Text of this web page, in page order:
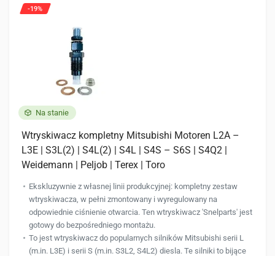
Na stanie
-19%
Wtryskiwacz kompletny Mitsubishi Motoren L2A –
L3E | S3L(2) | S4L(2) | S4L | S4S – S6S | S4Q2 |
Weidemann | Peljob | Terex | Toro
Ekskluzywnie z własnej linii produkcyjnej: kompletny zestaw
wtryskiwacza, w pełni zmontowany i wyregulowany na
odpowiednie ciśnienie otwarcia. Ten wtryskiwacz 'Snelparts' jest
gotowy do bezpośredniego montażu.
To jest wtryskiwacz do popularnych silników Mitsubishi serii L
(m.in. L3E) i serii S (m.in. S3L2, S4L2) diesla. Te silniki to bijące